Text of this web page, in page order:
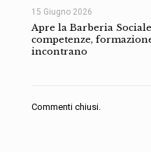
15 Giugno 2026
Apre la Barberia
competenze,
incontrano
Commenti chiusi.